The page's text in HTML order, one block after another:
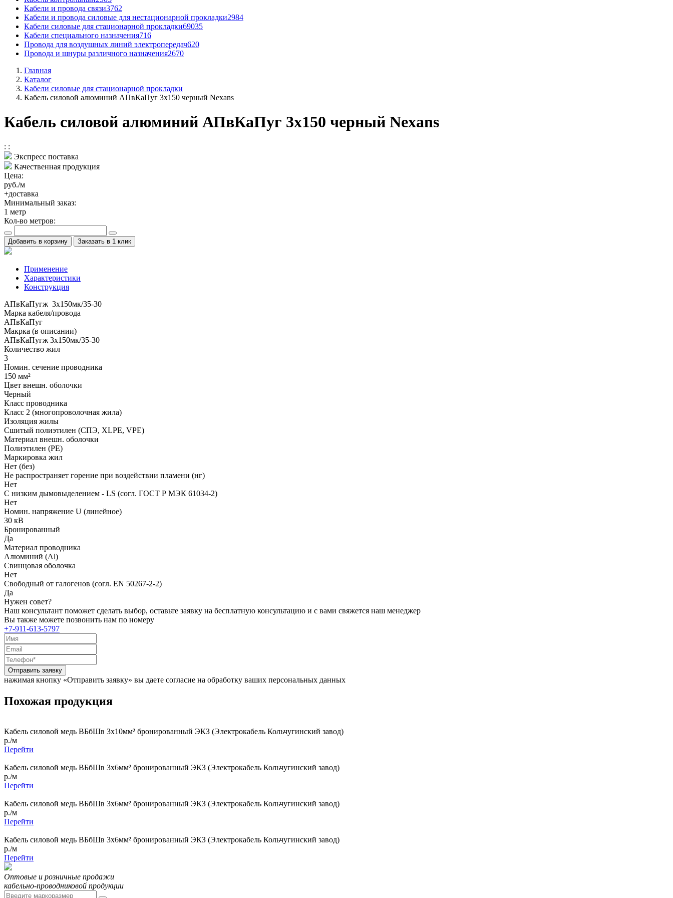
Кабели и провода связи3762
Кабели и провода силовые для нестационарной прокладки2984
Кабели силовые для стационарной прокладки69035
Кабели специального назначения716
Провода для воздушных линий электропередач620
Провода и шнуры различного назначения2670
Главная
Каталог
Кабели силовые для стационарной прокладки
Кабель силовой алюминий АПвКаПуг 3x150 черный Nexans
Кабель силовой алюминий АПвКаПуг 3x150 черный Nexans
: :
Экспресс поставка
Качественная продукция
Цена:
руб./м
+доставка
Минимальный заказ:
1 метр
Кол-во метров:
Добавить в корзину Заказать в 1 клик
Применение
Характеристики
Конструкция
АПвКаПугж 3x150мк/35-30
Марка кабеля/провода
АПвКаПуг
Макрка (в описании)
АПвКаПугж 3x150мк/35-30
Количество жил
3
Номин. сечение проводника
150 мм²
Цвет внешн. оболочки
Черный
Класс проводника
Класс 2 (многопроволочная жила)
Изоляция жилы
Сшитый полиэтилен (СПЭ, XLPE, VPE)
Материал внешн. оболочки
Полиэтилен (PE)
Маркировка жил
Нет (без)
Не распространяет горение при воздействии пламени (нг)
Нет
С низким дымовыделением - LS (согл. ГОСТ Р МЭК 61034-2)
Нет
Номин. напряжение U (линейное)
30 кВ
Бронированный
Да
Материал проводника
Алюминий (Al)
Свинцовая оболочка
Нет
Свободный от галогенов (согл. EN 50267-2-2)
Да
Нужен совет?
Наш консультант поможет сделать выбор, оставьте заявку на бесплатную консультацию и с вами свяжется наш менеджер
Вы также можете позвонить нам по номеру
+7-911-613-5797
Отправить заявку
нажимая кнопку «Отправить заявку» вы даете согласие на обработку ваших персональных данных
Похожая продукция
Кабель силовой медь ВБбШв 3x10мм² бронированный ЭКЗ (Электрокабель Кольчугинский завод)
р./м
Перейти
Кабель силовой медь ВБбШв 3x6мм² бронированный ЭКЗ (Электрокабель Кольчугинский завод)
р./м
Перейти
Кабель силовой медь ВБбШв 3x6мм² бронированный ЭКЗ (Электрокабель Кольчугинский завод)
р./м
Перейти
Кабель силовой медь ВБбШв 3x6мм² бронированный ЭКЗ (Электрокабель Кольчугинский завод)
р./м
Перейти
Оптовые и розничные продажи
кабельно-проводниковой продукции